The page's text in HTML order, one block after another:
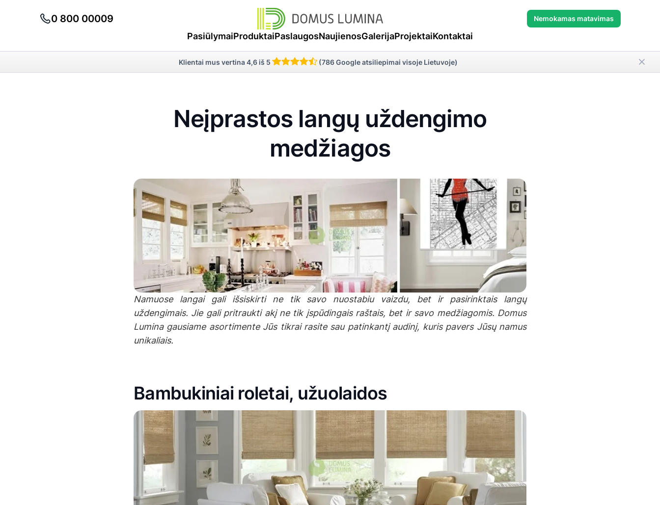
0 800 00009 Nemokamas matavimas
PasiūlymaiProduktaiPaslaugosNaujienosGalerijaProjektaiKontaktai
Klientai mus vertina 4,6 iš 5 (786 Google atsiliepimai visoje Lietuvoje)
Neįprastos langų uždengimo
medžiagos
Namuose langai gali išsiskirti ne tik savo nuostabiu vaizdu, bet ir pasirinktais langų
uždengimais. Jie gali pritraukti akį ne tik įspūdingais raštais, bet ir savo medžiagomis. Domus
Lumina gausiame asortimente Jūs tikrai rasite sau patinkantį audinį, kuris pavers Jūsų namus
unikaliais.
Bambukiniai roletai, užuolaidos